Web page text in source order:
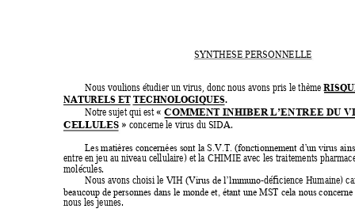
SYNTHESE PERSONNELLE
Nous voulions étudier un virus, donc nous avons pris le thème
NATURELS ET TECHNOLOGIQUES.
Notre sujet qui est « COMMENT INHIBER L’ENTREE DU
CELLULES » concerne le virus du SIDA.
Les matières concernées sont la S.V.T. (fonctionnement d’un virus
entre en jeu au niveau cellulaire) et la CHIMIE avec les traitements
molécules.
Nous avons choisi le VIH (Virus de l’lmmuno-déficience Humaine)
beaucoup de personnes dans le monde et, étant une MST cela nous concerne
nous les jeunes.